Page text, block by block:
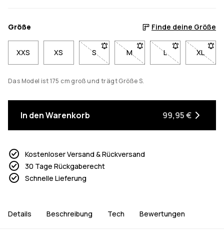
Größe Finde deine Größe
XXS XS S- Größe S nicht verfügbar. Klicke, um
M- Größe M nicht verfügbar.
L- Größe L nicht
XL
-
Das Model ist 175 cm groß und trägt Größe S.
In den Warenkorb 99,95 €
Kostenloser Versand & Rückversand
30 Tage Rückgaberecht
Schnelle Lieferung
Details Beschreibung Tech Bewertungen